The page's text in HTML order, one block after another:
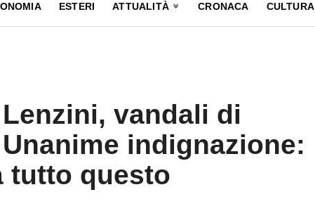
ESTERI ATTUALITÀ CRONACA CULTURA
vandali di
indignazione:
tutto questo